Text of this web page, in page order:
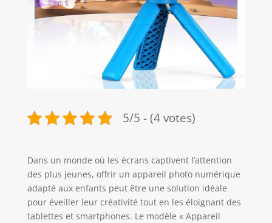
5/5 - (4 votes)
Dans un monde où les écrans captivent l’attention
des plus jeunes, offrir un appareil photo numérique
adapté aux enfants peut être une solution idéale
pour éveiller leur créativité tout en les éloignant des
tablettes et smartphones. Le modèle « Appareil